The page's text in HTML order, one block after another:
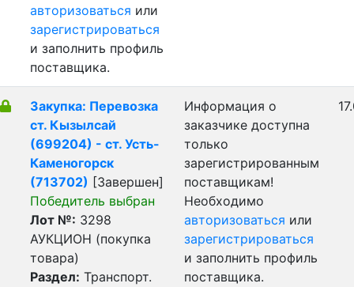
авторизоваться или
зарегистрироваться
и заполнить профиль
поставщика.
Закупка: Перевозка
ст. Кызылсай
(699204) - ст. Усть-
Каменогорск
(713702) [Завершен]
Победитель выбран
Лот №: 3298
АУКЦИОН (покупка
товара)
Раздел: Транспорт.
Информация о
заказчике доступна
только
зарегистрированным
поставщикам!
Необходимо
авторизоваться или
зарегистрироваться
и заполнить профиль
поставщика.